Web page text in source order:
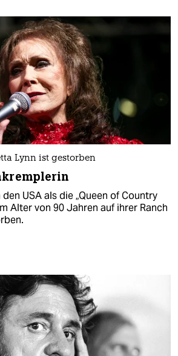
Lynn ist gestorben
USA als die „Queen of Country
Alter von 90 Jahren auf ihrer Ranch